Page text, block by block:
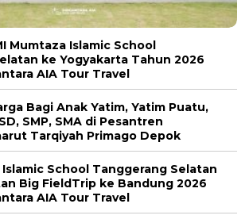
Mumtaza Islamic School
ke Yogyakarta Tahun 2026
AIA Tour Travel
Bagi Anak Yatim, Yatim Puatu,
SMP, SMA di Pesantren
Tarqiyah Primago Depok
Islamic School Tanggerang Selatan
Big FieldTrip ke Bandung 2026
AIA Tour Travel